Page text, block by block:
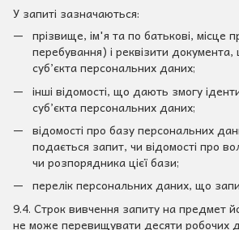
У запиті зазначаються:
прізвище, ім'я та по батькові, місце
перебування) і реквізити
суб’єкта персональних даних;
інші відомості, що дають змогу
суб’єкта персональних даних;
відомості про базу персональних
подається запит, чи відомості про
чи розпорядника цієї бази;
перелік персональних даних, що
9.4. Строк вивчення запиту на предмет
не може перевищувати десяти робочих